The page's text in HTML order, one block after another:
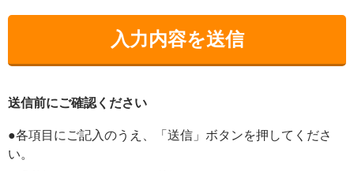
送信前にご確認ください
●各項目にご記入のうえ、「送信」ボタンを押してくださ
い。